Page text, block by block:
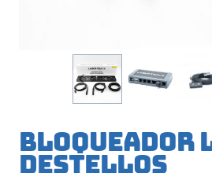
Bloqueador
destellos